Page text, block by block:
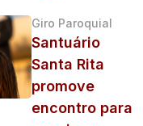
Giro Paroquial
Santuário
Santa Rita
promove
encontro para